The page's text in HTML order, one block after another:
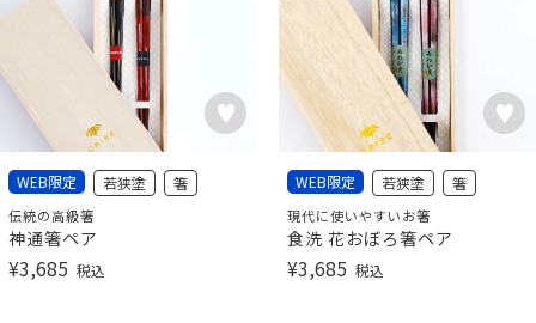
WEB限定 若狭塗 箸
伝統の高級箸
神通箸ペア
¥3,685 税込
WEB限定 若狭塗 箸
現代に使いやすいお箸
食洗 花おぼろ箸ペア
¥3,685 税込